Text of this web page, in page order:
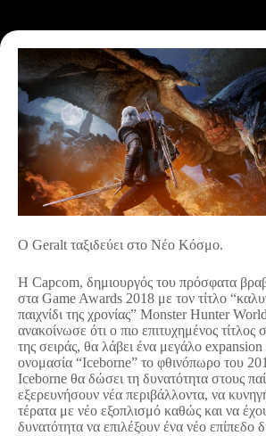
Ο Geralt ταξιδεύει στο Νέο Κόσμο.
Η Capcom, δημιουργός του πρόσφατα
στα Game Awards 2018 με τον τίτλο
παιχνίδι της χρονίας” Monster Hunter
ανακοίνωσε ότι ο πιο επιτυχημένος τίτλος
της σειράς, θα λάβει ένα μεγάλο expansion
ονομασία “Iceborne” το φθινόπωρο του
Iceborne θα δώσει τη δυνατότητα στους
εξερευνήσουν νέα περιβάλλοντα, να
τέρατα με νέο εξοπλισμό καθώς και να
δυνατότητα να επιλέξουν ένα νέο επίπεδο